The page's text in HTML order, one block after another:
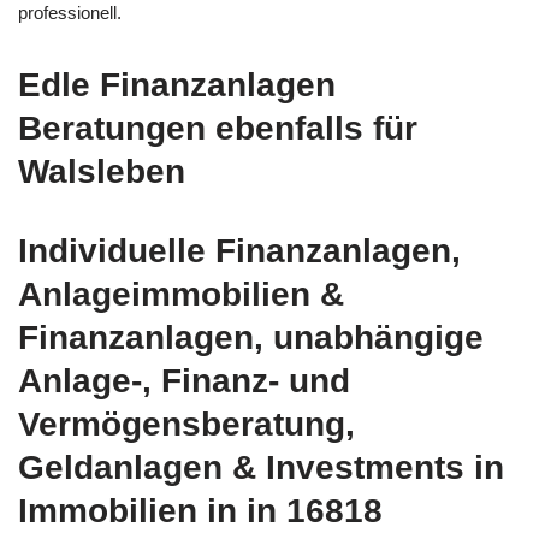
professionell.
Edle Finanzanlagen
Beratungen ebenfalls für
Walsleben
Individuelle Finanzanlagen,
Anlageimmobilien &
Finanzanlagen, unabhängige
Anlage-, Finanz- und
Vermögensberatung,
Geldanlagen & Investments in
Immobilien in in 16818